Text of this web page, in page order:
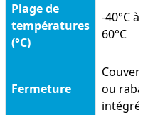
Plage de
températures
(°C)
-40°C à
60°C
Fermeture
ou rabat
intégré